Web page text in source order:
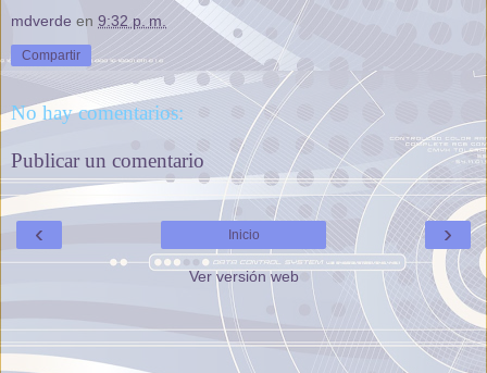
mdverde en 9:32 p. m.
Compartir
No hay comentarios:
Publicar un comentario
‹ ›
Inicio
Ver versión web